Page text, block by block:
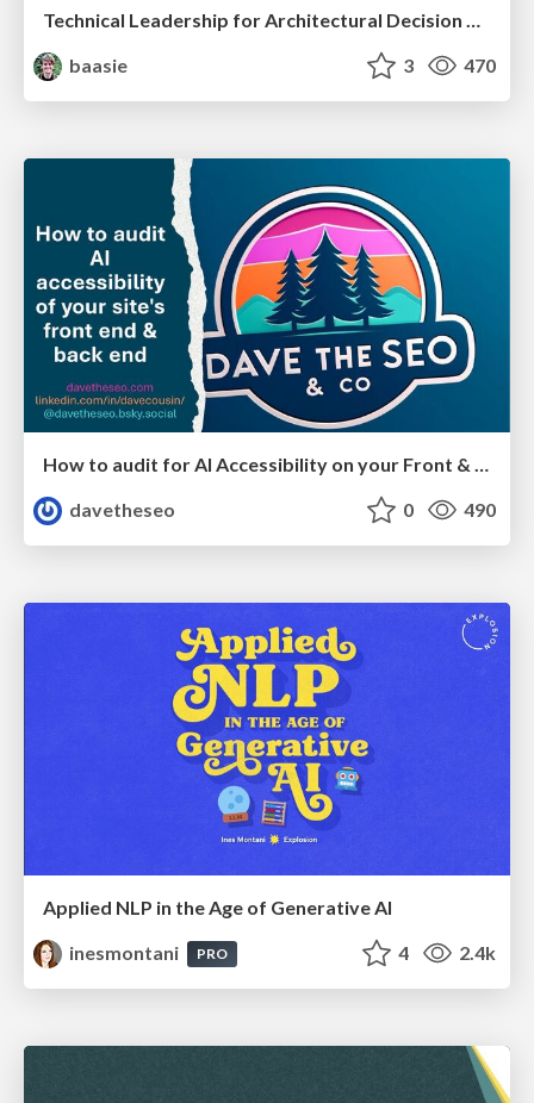
Technical Leadership for Architectural Decision Making
baasie
3 470
davetheseo
0 490
Applied NLP in the Age of Generative AI
inesmontani
PRO 4 2.4k